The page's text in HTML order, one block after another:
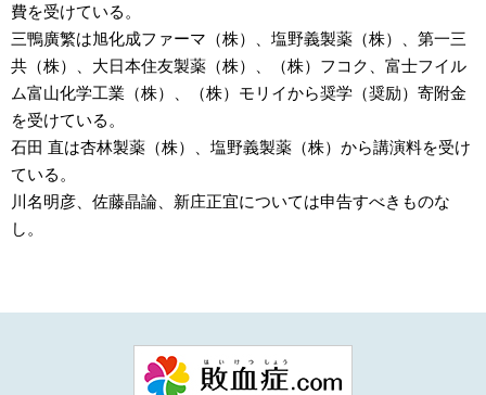
費を受けている。
三鴨廣繁は旭化成ファーマ（株）、塩野義製薬（株）、第一三
共（株）、大日本住友製薬（株）、（株）フコク、富士フイル
ム富山化学工業（株）、（株）モリイから奨学（奨励）寄附金
を受けている。
石田 直は杏林製薬（株）、塩野義製薬（株）から講演料を受け
ている。
川名明彦、佐藤晶論、新庄正宜については申告すべきものな
し。